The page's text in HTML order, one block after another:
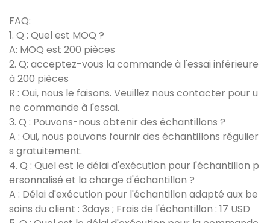
FAQ:
1. Q : Quel est MOQ ?
A: MOQ est 200 pièces
2. Q: acceptez-vous la commande à l'essai inférieure
à 200 pièces
R : Oui, nous le faisons. Veuillez nous contacter pour u
ne commande à l'essai.
3. Q : Pouvons-nous obtenir des échantillons ?
A : Oui, nous pouvons fournir des échantillons régulier
s gratuitement.
4. Q : Quel est le délai d'exécution pour l'échantillon p
ersonnalisé et la charge d'échantillon ?
A : Délai d'exécution pour l'échantillon adapté aux be
soins du client : 3days ; Frais de l'échantillon : 17 USD